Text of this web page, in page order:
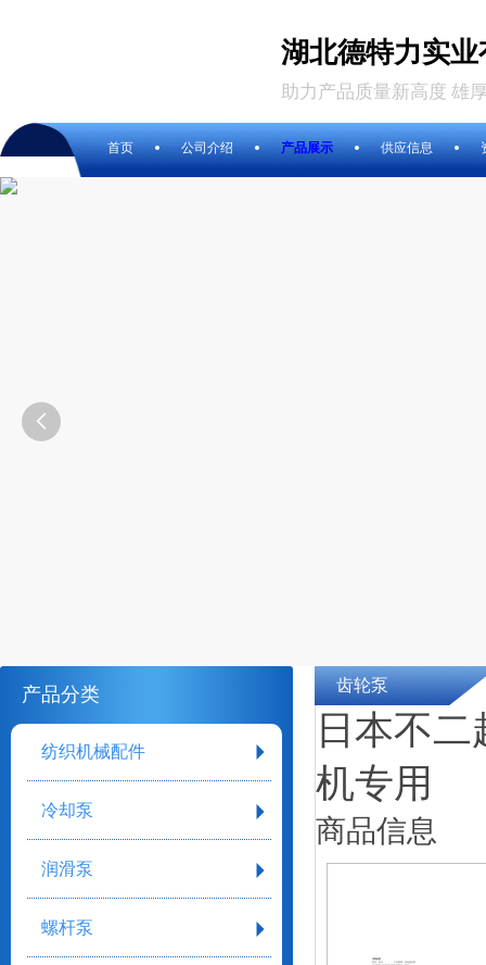
湖北德特力实
助力产品质量新高度 雄
首页 公司介绍 产品展示 供应信息

产品分类
纺织机械配件
冷却泵
润滑泵
螺杆泵
齿轮泵
日本不
机专用
商品信息